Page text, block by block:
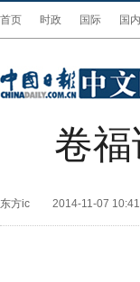
首页 时政 国际 国内
卷
东方ic 2014-11-07